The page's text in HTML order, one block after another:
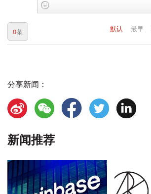
默认 最早
0条
分享新闻：
新闻推荐